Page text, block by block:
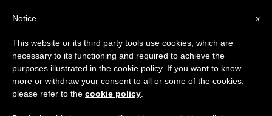
CATEGORIA
Archive For The
x
Notice
This website or its third party tools use cookies, which are
necessary to its functioning and required to achieve the
purposes illustrated in the cookie policy. If you want to know
more or withdraw your consent to all or some of the cookies,
please refer to the cookie policy